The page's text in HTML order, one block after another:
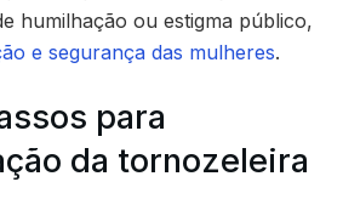
humilhação ou estigma público,
e segurança das mulheres.
para
da tornozeleira